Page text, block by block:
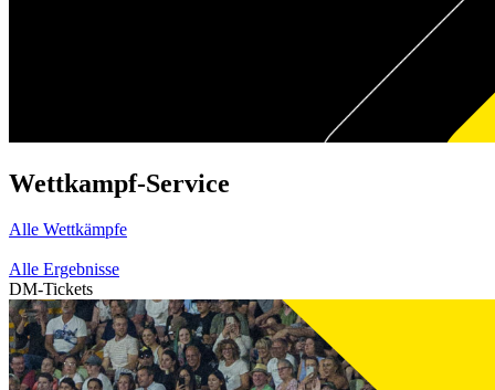
Wettkampf-Service
Alle Wettkämpfe
Alle Ergebnisse
DM-Tickets